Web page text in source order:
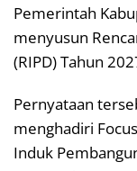
Pemerintah
menyusun
(RIPD) Tahun
Pernyataan
menghadiri
Induk